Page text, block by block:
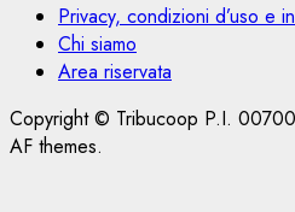
Privacy, condizioni d’uso e
Chi siamo
Area riservata
Copyright © Tribucoop P.I.
AF themes.